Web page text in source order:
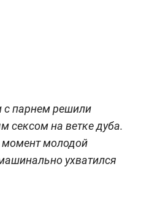
с парнем решили
сексом на ветке дуба.
момент молодой
ухватился